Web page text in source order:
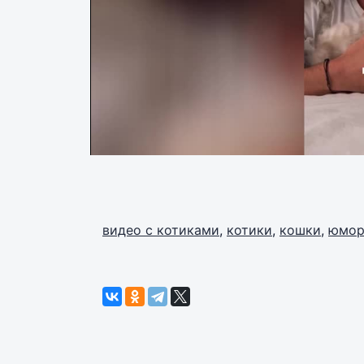
видео с котиками, котики, кошки, юмор